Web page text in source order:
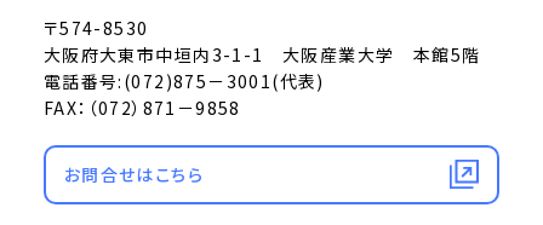
〒574-8530
大阪府大東市中垣内3-1-1 大阪産業大学 本館5階
電話番号:(072)875－3001(代表)
FAX：（072）871－9858
お問合せはこちら